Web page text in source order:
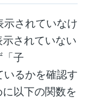
示されていなけ
されていない
子
るかを確認す
以下の関数を